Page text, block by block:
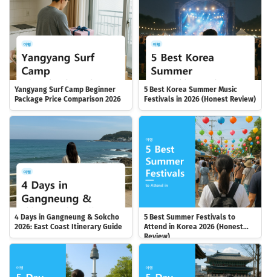
Yangyang Surf Camp Beginner
Package Price Comparison 2026
5 Best Korea Summer Music
Festivals in 2026 (Honest Review)
4 Days in Gangneung & Sokcho
2026: East Coast Itinerary Guide
5 Best Summer Festivals to
Attend in Korea 2026 (Honest
Review)